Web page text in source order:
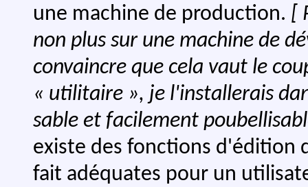
une machine de production. [
non plus sur une machine de
convaincre que cela vaut le
« utilitaire », je l'installerais
sable et facilement
existe des fonctions d'édition
fait adéquates pour un